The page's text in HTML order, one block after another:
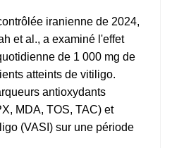
iranienne de 2024,
et al., a examiné l'effet
de 1 000 mg de
atteints de vitiligo.
antioxydants
MDA, TOS, TAC) et
(VASI) sur une période